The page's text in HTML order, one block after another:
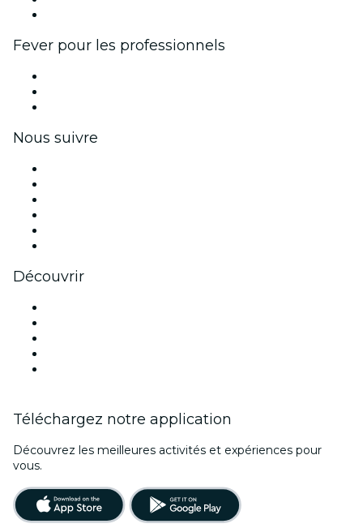
Fever pour les professionnels
Nous suivre
Découvrir
Téléchargez notre application
Découvrez les meilleures activités et expériences pour
vous.